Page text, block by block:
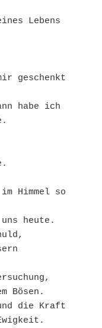
Lebens
geschenkt
habe ich
Himmel so
heute.
Bösen.
die Kraft